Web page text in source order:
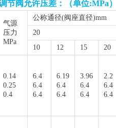
节阀允许压差： （单位:MPa）
气源
压力
MPa
公称通径(阀座直径)mm
20
10
12 15 20
0.14
0.25
0.4
6.4
6.4
6.4
6.19
6.4
6.4
3.96
6.4
6.4
2.2
6.4
6.4